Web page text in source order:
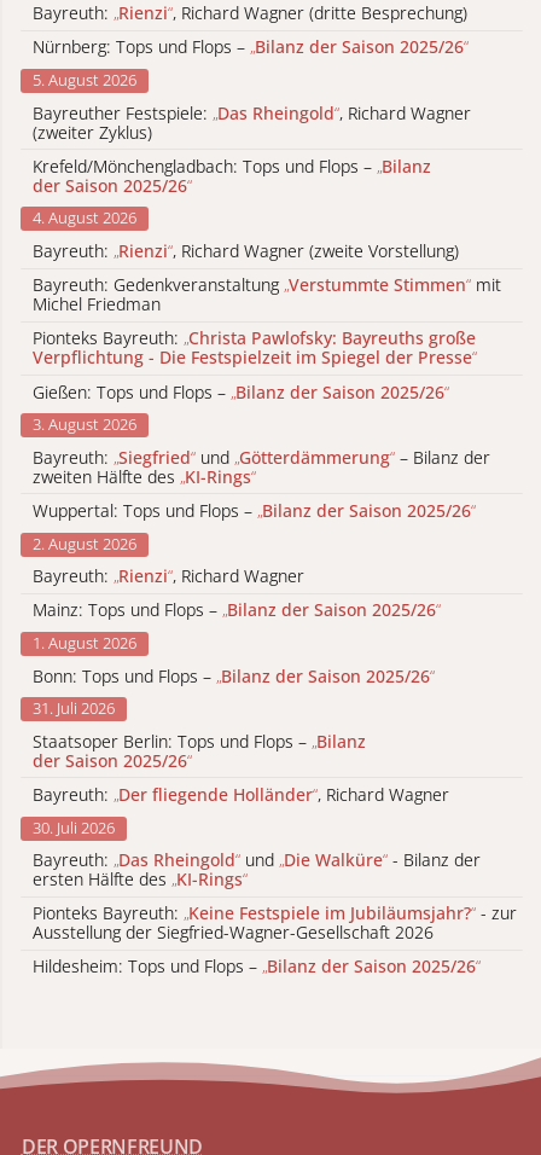
Bayreuth: „Rienzi“, Richard Wagner (dritte Besprechung)
Nürnberg: Tops und Flops – „Bilanz der Saison 2025/26“
5. August 2026
Bayreuther Festspiele: „Das Rheingold“, Richard Wagner
(zweiter Zyklus)
Krefeld/Mönchengladbach: Tops und Flops – „Bilanz
der Saison 2025/26“
4. August 2026
Bayreuth: „Rienzi“, Richard Wagner (zweite Vorstellung)
Bayreuth: Gedenkveranstaltung „Verstummte Stimmen“ mit
Michel Friedman
Pionteks Bayreuth: „Christa Pawlofsky: Bayreuths große
Verpflichtung - Die Festspielzeit im Spiegel der Presse“
Gießen: Tops und Flops – „Bilanz der Saison 2025/26“
3. August 2026
Bayreuth: „Siegfried“ und „Götterdämmerung“ – Bilanz der
zweiten Hälfte des „KI-Rings“
Wuppertal: Tops und Flops – „Bilanz der Saison 2025/26“
2. August 2026
Bayreuth: „Rienzi“, Richard Wagner
Mainz: Tops und Flops – „Bilanz der Saison 2025/26“
1. August 2026
Bonn: Tops und Flops – „Bilanz der Saison 2025/26“
31. Juli 2026
Staatsoper Berlin: Tops und Flops – „Bilanz
der Saison 2025/26“
Bayreuth: „Der fliegende Holländer“, Richard Wagner
30. Juli 2026
Bayreuth: „Das Rheingold“ und „Die Walküre“ - Bilanz der
ersten Hälfte des „KI-Rings“
Pionteks Bayreuth: „Keine Festspiele im Jubiläumsjahr?“ - zur
Ausstellung der Siegfried-Wagner-Gesellschaft 2026
Hildesheim: Tops und Flops – „Bilanz der Saison 2025/26“
DER OPERNFREUND